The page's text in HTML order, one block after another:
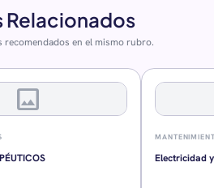
Relacionados
en el mismo rubro.
image
Electricidad